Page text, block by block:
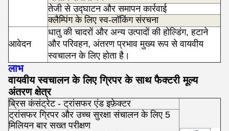
तेजी से उद्घाटन और समापन कार्रवाई
क्लैम्पिंग के लिए स्व-लॉकिंग संरचना
आवेदन
धातु की चादरों और अन्य उत्पादों की होल्डिंग, हटाने
और परिवहन, अंतरण प्रभाव मुख्य रूप से वायवीय
स्वचालन के लिए होता है।
लाभ
वायवीय स्वचालन के लिए ग्रिपर के साथ फैक्टरी मूल्य
अंतरण क्षेत्र
ब्रिस कंसंट्रेट - ट्रांसफर एंड इफ़ेक्टर
ट्रांसफर ग्रिपर और उच्च सुरक्षा संचालन के लिए 5
मिलियन बार सख्त परीक्षण